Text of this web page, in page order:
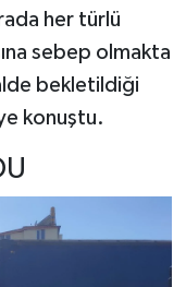
her türlü
sebep olmakta
bekletildiği
konuştu.